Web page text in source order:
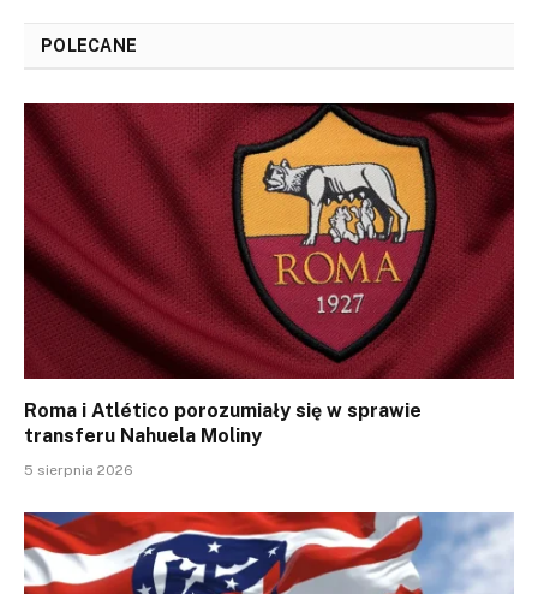
POLECANE
Roma i Atlético porozumiały się w sprawie
transferu Nahuela Moliny
5 sierpnia 2026